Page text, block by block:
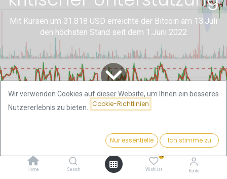
Home Search
0
Wishlist Konto
Mit Kursen um 31.818 USD erreichte der Bitcoin am 13.Juli
den höchsten Stand seit dem 1.Juni 2022
1. Rückblick
Wir verwenden Cookies auf dieser Website, um Ihnen ein besseres
Nutzererlebnis zu bieten.
Cookie-Richtlinien
Nur essentielle Ich stimme zu